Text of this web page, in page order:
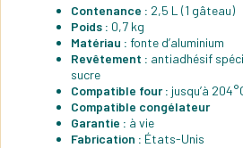
Contenance : 2,5 L (1 gâteau)
Poids : 0,7 kg
Matériau : fonte d’aluminium
Revêtement : antiadhésif
sucre
Compatible four : jusqu’à
Compatible congélateur
Garantie : à vie
Fabrication : États-Unis